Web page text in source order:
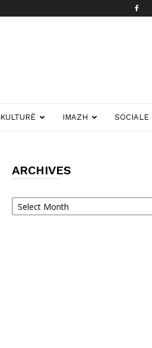
KULTURË IMAZH SOCIALE
ARCHIVES
Archives